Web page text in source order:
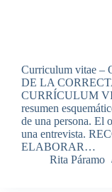
Curriculum vitae –
DE LA
CURRÍCULUM
resumen
de una persona. El
una entrevista.
ELABORAR…
Rita Páramo